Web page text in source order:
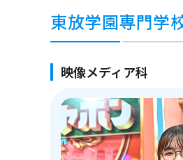
東放学園専門学
映像メディア科